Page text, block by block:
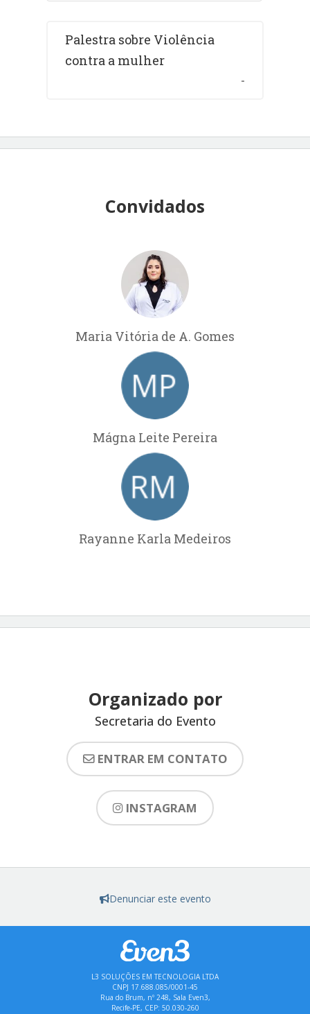
Palestra sobre Violência
contra a mulher
-
Convidados
Maria Vitória de A. Gomes
Mágna Leite Pereira
Rayanne Karla Medeiros
Organizado por
Secretaria do Evento
ENTRAR EM CONTATO
INSTAGRAM
Denunciar este evento
L3 SOLUÇÕES EM TECNOLOGIA LTDA
CNPJ 17.688.085/0001-45
Rua do Brum, nº 248, Sala Even3,
Recife-PE, CEP: 50.030-260